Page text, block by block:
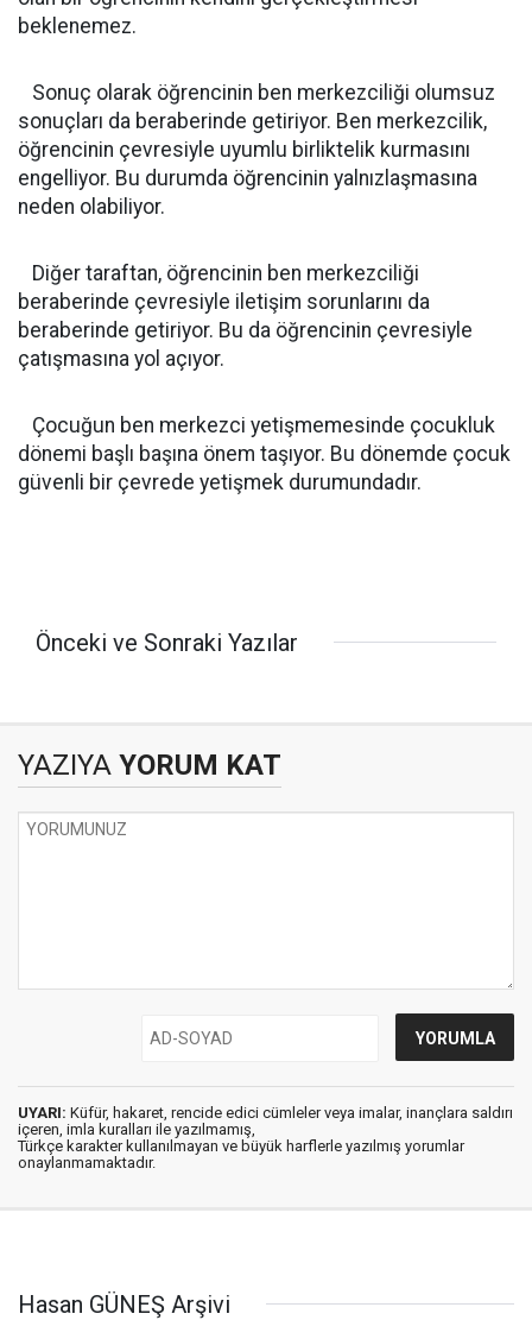
beklenemez.
Sonuç olarak öğrencinin ben merkezciliği olumsuz
sonuçları da beraberinde getiriyor. Ben merkezcilik,
öğrencinin çevresiyle uyumlu birliktelik kurmasını
engelliyor. Bu durumda öğrencinin yalnızlaşmasına
neden olabiliyor.
Diğer taraftan, öğrencinin ben merkezciliği
beraberinde çevresiyle iletişim sorunlarını da
beraberinde getiriyor. Bu da öğrencinin çevresiyle
çatışmasına yol açıyor.
Çocuğun ben merkezci yetişmemesinde çocukluk
dönemi başlı başına önem taşıyor. Bu dönemde çocuk
güvenli bir çevrede yetişmek durumundadır.
Önceki ve Sonraki Yazılar
YAZIYA YORUM KAT
UYARI: Küfür, hakaret, rencide edici cümleler veya imalar, inançlara saldırı
içeren, imla kuralları ile yazılmamış,
Türkçe karakter kullanılmayan ve büyük harflerle yazılmış yorumlar
onaylanmamaktadır.
Hasan GÜNEŞ Arşivi